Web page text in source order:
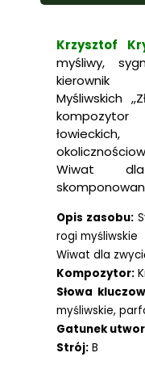
Krzysztof
myśliwy,
kierownik
Myśliwskich
Wiwat
Opis zasobu:
rogi myśliwskie
Wiwat dla
Kompozytor:
Słowa
myśliwskie,
Gatunek
Strój: B